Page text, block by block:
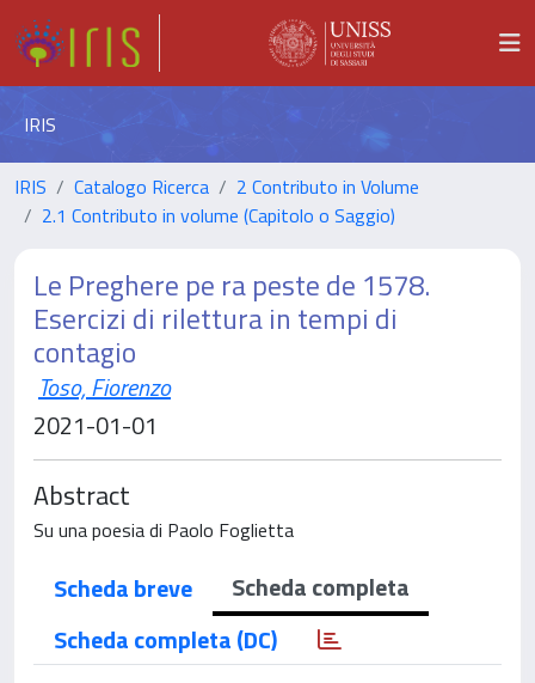
IRIS
IRIS Catalogo Ricerca
2 Contributo in Volume
2.1 Contributo in volume (Capitolo o Saggio)
Le Preghere pe ra peste de 1578.
Esercizi di rilettura in tempi di
contagio
Toso, Fiorenzo
2021-01-01
Abstract
Su una poesia di Paolo Foglietta
Scheda breve
Scheda completa
Scheda completa (DC)